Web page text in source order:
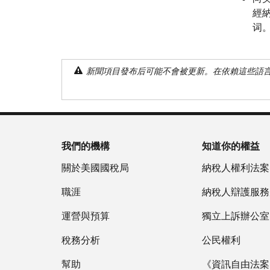
經
词
新聞項目發布后可能不會被更新。在依賴這些語
我們的機構
關於美國國稅局
職涯
運營與預算
稅務分析
幫助
知道你的權益
納稅人權利法案
納稅人辯護服
獨立上訴辦公室
公民權利
《資訊自由法